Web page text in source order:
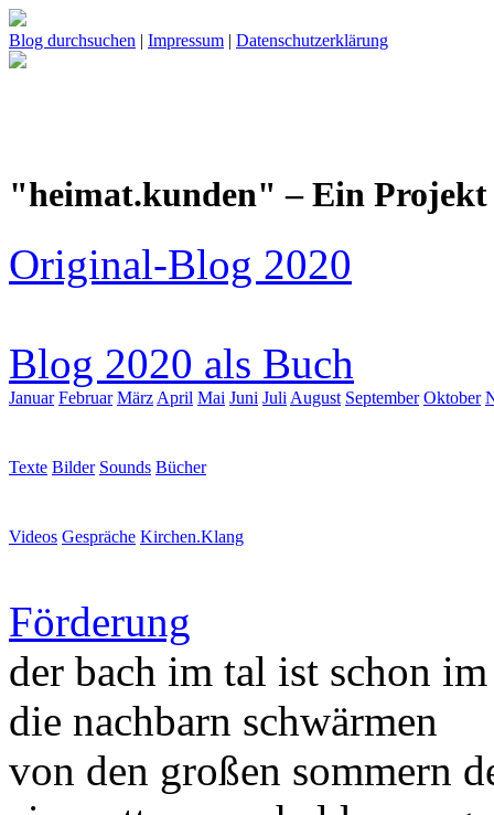
Blog durchsuchen | Impressum | Datenschutzerklärung
"heimat.kunden" – Ein
Original-Blog 2020
Blog 2020 als Buch
Januar Februar März April Mai Juni Juli August September Oktober
Texte Bilder Sounds Bücher
Videos Gespräche Kirchen.Klang
Förderung
der bach im tal ist schon
die nachbarn schwärmen
von den großen sommern